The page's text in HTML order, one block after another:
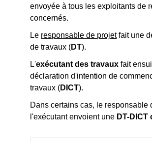
envoyée à tous les exploitants de
concernés.
Le responsable de projetfait une
de travaux (DT).
L'exécutant des travaux fait
déclaration d'intention de
travaux (DICT).
Dans certains cas, le responsable
l'exécutant envoient une DT-